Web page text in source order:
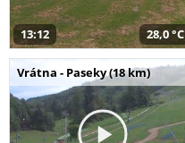
13:12 28,0 °C
Vrátna - Paseky (18 km)